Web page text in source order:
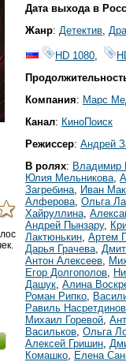
Дата выхода в
Жанр: Детектив
HD 1080
Компания: Марс
Канал: КиноПоиск
Режиссер: Андрей
В ролях: Владимир
Юлия Мельникова
Загребина Иван
Алферова Ольга
Хайруллина
Андрей Пынзару,
Лактюнькин Артем
Дарья Грачева
Антон Алексеев
Егор Долгополов
Дашук Алина
Роман Рипко
Равиль Насретдинов
Михаил Горевой
Васильков Ольга
Алексей Гришин
Комашко Елена